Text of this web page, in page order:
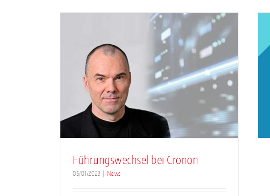
Führungswechsel bei Cronon
05/01/2023 News
Cronon ist VMware Cloud
Verified Partner